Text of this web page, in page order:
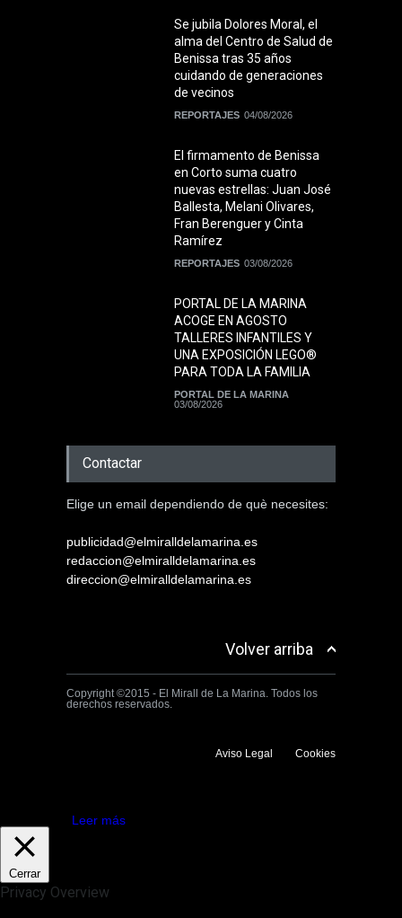
Se jubila Dolores Moral, el
alma del Centro de Salud de
Benissa tras 35 años
cuidando de generaciones
de vecinos
REPORTAJES 04/08/2026
El firmamento de Benissa
en Corto suma cuatro
nuevas estrellas: Juan José
Ballesta, Melani Olivares,
Fran Berenguer y Cinta
Ramírez
REPORTAJES 03/08/2026
PORTAL DE LA MARINA
ACOGE EN AGOSTO
TALLERES INFANTILES Y
UNA EXPOSICIÓN LEGO®
PARA TODA LA FAMILIA
PORTAL DE LA MARINA
03/08/2026
Contactar
Elige un email dependiendo de què necesites:
publicidad@elmiralldelamarina.es
redaccion@elmiralldelamarina.es
direccion@elmiralldelamarina.es
Volver arriba
Copyright ©2015 - El Mirall de La Marina. Todos los
derechos reservados.
Aviso Legal Cookies
Leer más
Cerrar
Privacy Overview